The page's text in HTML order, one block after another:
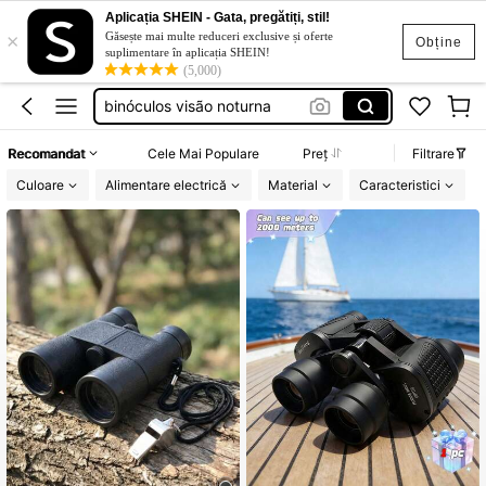
Obține
×
Aplicația SHEIN - Gata, pregătiți, stil!
Găsește mai multe reduceri exclusive și oferte
suplimentare în aplicația SHEIN!
(5,000)
kikare pirat
binocolo concerto
binóculos visão noturna
night vision binoculars
Recomandat Cele Mai Populare Preț
Filtrare
Culoare
Alimentare electrică Material Caracteristici